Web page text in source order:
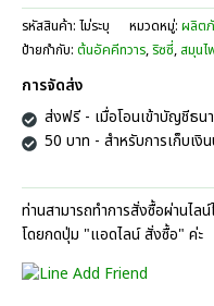
ซี่
(ริดสีดวง
ทวาร)
ตรา
คุณ
สัมฤทธิ์
ชิ้น
รหัสสินค้า: ไม่ระบุ หมวดหมู่: ผลิต
ป้ายกำกับ: ต้นอัคคีทวาร,ริซซี่, สมุน
การจัดส่ง
ส่งฟรี - เมื่อโอนเข้าบัญชีธน
50 บาท - สำหรับการเก็บเงิ
ท่านสามารถทำการสั่งซื้อผ่านไลน์
โดยกดปุ่ม "แอดไลน์ สั่งซื้อ" ค่ะ